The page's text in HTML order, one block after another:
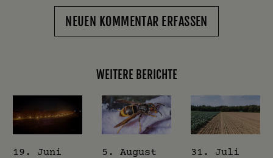
NEUEN KOMMENTAR ERFASSEN
WEITERE BERICHTE
19. Juni
5. August
31. Juli